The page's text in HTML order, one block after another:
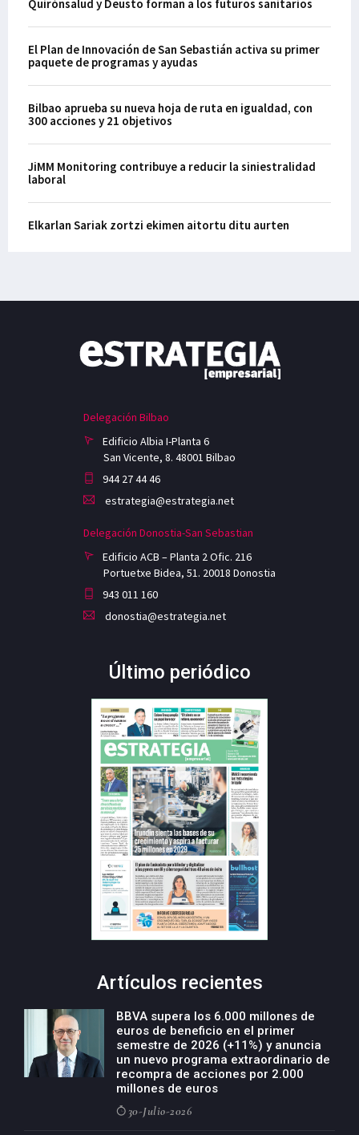
Quirónsalud y Deusto forman a los futuros sanitarios
El Plan de Innovación de San Sebastián activa su primer
paquete de programas y ayudas
Bilbao aprueba su nueva hoja de ruta en igualdad, con
300 acciones y 21 objetivos
JiMM Monitoring contribuye a reducir la siniestralidad
laboral
Elkarlan Sariak zortzi ekimen aitortu ditu aurten
Delegación Bilbao
Edificio Albia I-Planta 6
San Vicente, 8. 48001 Bilbao
944 27 44 46
estrategia@estrategia.net
Delegación Donostia-San Sebastian
Edificio ACB – Planta 2 Ofic. 216
Portuetxe Bidea, 51. 20018 Donostia
943 011 160
donostia@estrategia.net
Último periódico
Artículos recientes
BBVA supera los 6.000 millones de
euros de beneficio en el primer
semestre de 2026 (+11%) y anuncia
un nuevo programa extraordinario de
recompra de acciones por 2.000
millones de euros
30-Julio-2026